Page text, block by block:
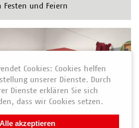
und Feiern
Cookies: Cookies helfen
unserer Dienste. Durch
Dienste erklären Sie sich
dass wir Cookies setzen.
Alle akzeptieren